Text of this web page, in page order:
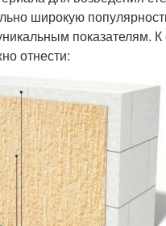
широкую
показателям. К
отнести: